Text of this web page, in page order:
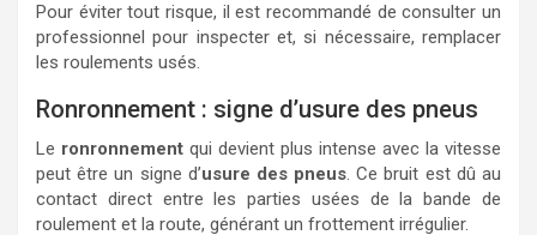
Pour éviter tout risque, il est recommandé de consulter un
professionnel pour inspecter et, si nécessaire, remplacer
les roulements usés.
Ronronnement : signe d’usure des pneus
Le ronronnement qui devient plus intense avec la vitesse
peut être un signe d’usure des pneus. Ce bruit est dû au
contact direct entre les parties usées de la bande de
roulement et la route, générant un frottement irrégulier.